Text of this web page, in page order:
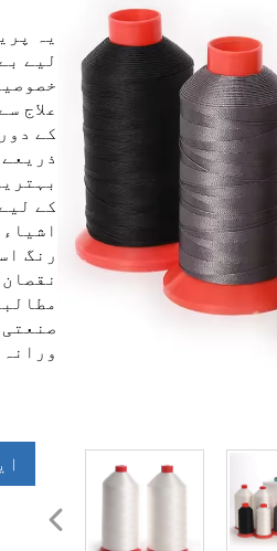
یہ
علاج
کے
کے
رنگ